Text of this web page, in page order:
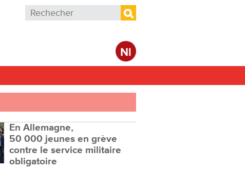
Formulaire de recherche
Rechercher
Nl
En Allemagne,
50 000 jeunes en grève
contre le service militaire
obligatoire